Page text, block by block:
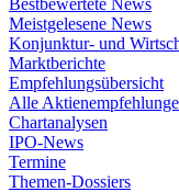
Bestbewertete News
Meistgelesene News
Konjunktur- und
Marktberichte
Empfehlungsübersicht
Alle
Chartanalysen
IPO-News
Termine
Themen-Dossiers